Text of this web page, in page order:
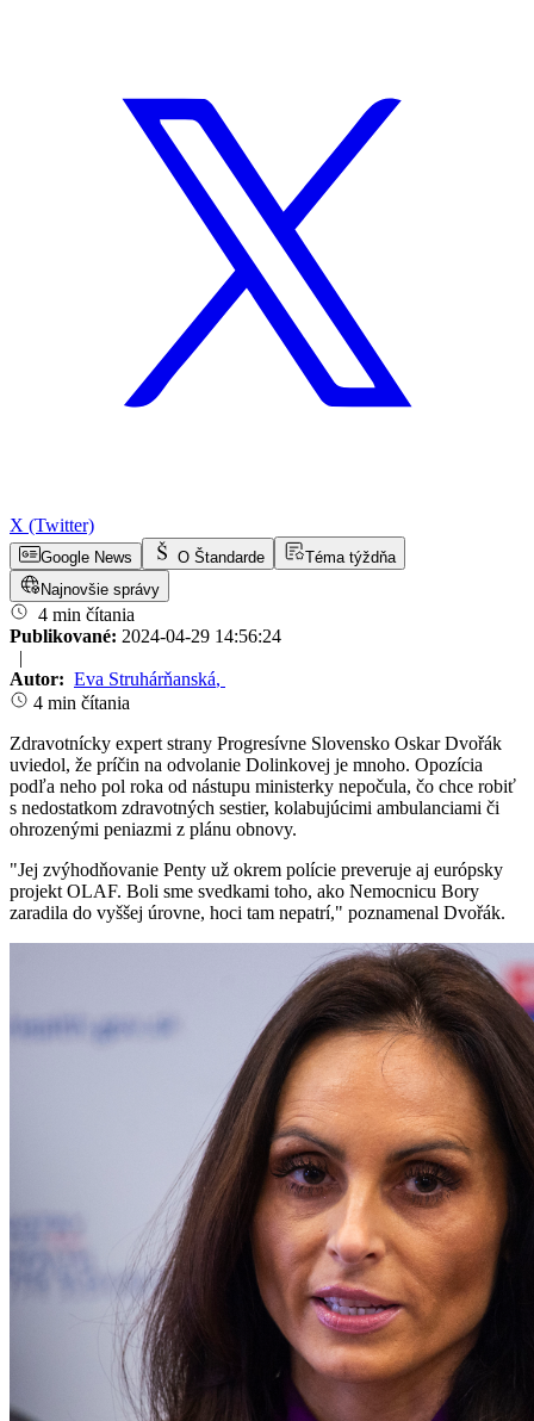
X (Twitter)
Google News O Štandarde
Téma týždňa
Najnovšie správy
4 min čítania
Publikované: 2024-04-29 14:56:24
|
Autor: Eva Struhárňanská,
4 min čítania
Zdravotnícky expert strany Progresívne Slovensko Oskar Dvořák
uviedol, že príčin na odvolanie Dolinkovej je mnoho. Opozícia
podľa neho pol roka od nástupu ministerky nepočula, čo chce robiť
s nedostatkom zdravotných sestier, kolabujúcimi ambulanciami či
ohrozenými peniazmi z plánu obnovy.
"Jej zvýhodňovanie Penty už okrem polície preveruje aj európsky
projekt OLAF. Boli sme svedkami toho, ako Nemocnicu Bory
zaradila do vyššej úrovne, hoci tam nepatrí," poznamenal Dvořák.